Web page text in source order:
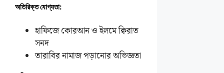
অতিরিক্ত যোগ্যতা:
হাফিজে কোরআন ও ইলমে ক্বিরাত
সনদ
তারাবির নামাজ পড়ানোর অভিজ্ঞতা